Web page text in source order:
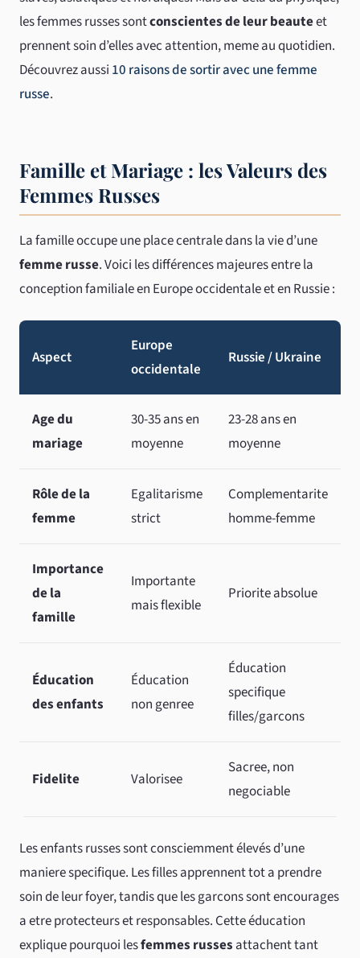
les femmes russes sontconscientes de leur beauteet
prennent soin d’elles avec attention, meme au quotidien.
Découvrez aussi 10 raisons de sortir avec une femme
russe.
Famille et Mariage : les Valeurs des
Femmes Russes
La famille occupe une place centrale dans la vie d’une
femme russe. Voici les différences majeures entre la
conception familiale en Europe occidentale et en Russie :
Aspect
Europe
occidentale
Russie / Ukraine
Age du
mariage
30-35 ans en
moyenne
23-28 ans en
moyenne
Rôle de la
femme
Egalitarisme
strict
Complementarite
homme-femme
Importance
de la
famille
Importante
mais flexible
Priorite absolue
Éducation
des enfants
Éducation
non genree
Éducation
specifique
filles/garcons
Fidelite Valorisee
Sacree, non
negociable
Les enfants russes sont consciemment élevés d’une
maniere specifique. Les filles apprennent tot a prendre
soin de leur foyer, tandis que les garcons sont encourages
a etre protecteurs et responsables. Cette éducation
explique pourquoi lesfemmes russes attachent tant